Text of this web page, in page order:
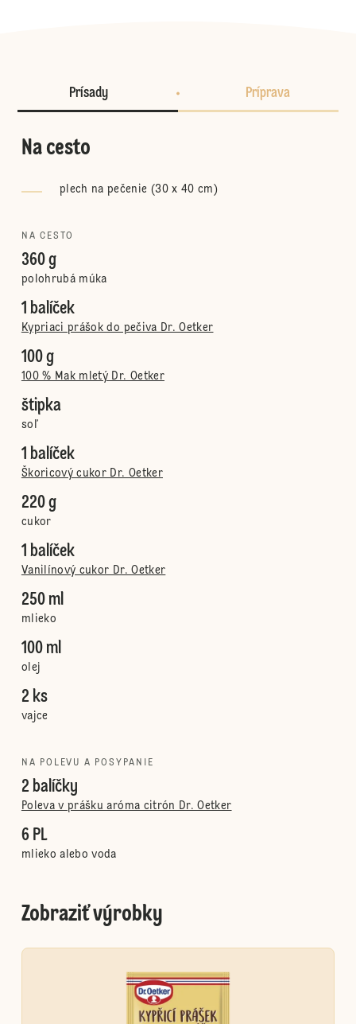
Prísady Príprava
Na cesto
plech na pečenie (30 x 40 cm)
NA CESTO
360 g
polohrubá múka
1 balíček
Kypriaci prášok do pečiva Dr. Oetker
100 g
100 % Mak mletý Dr. Oetker
štipka
soľ
1 balíček
Škoricový cukor Dr. Oetker
220 g
cukor
1 balíček
Vanilínový cukor Dr. Oetker
250 ml
mlieko
100 ml
olej
2 ks
vajce
NA POLEVU A POSYPANIE
2 balíčky
Poleva v prášku aróma citrón Dr. Oetker
6 PL
mlieko alebo voda
Zobraziť výrobky